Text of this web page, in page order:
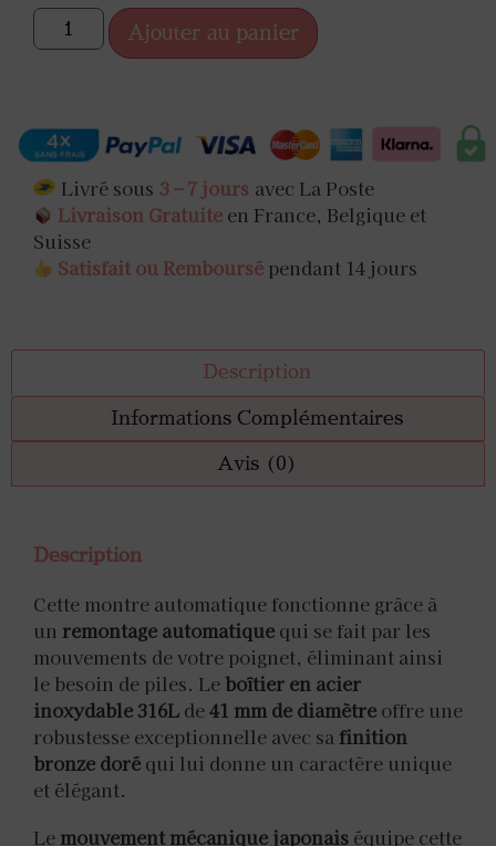
Ajouter au panier
Livré sous 3 – 7 jours avec La Poste
Livraison Gratuite en France, Belgique et
Suisse
Satisfait ou Remboursé pendant 14 jours
Description
Informations Complémentaires
Avis (0)
Description
Cette montre automatique fonctionne grâce à
un remontage automatique qui se fait par les
mouvements de votre poignet, éliminant ainsi
le besoin de piles. Leboîtier en acier
inoxydable 316L de41 mm de diamètre offre une
robustesse exceptionnelle avec sa finition
bronze doré qui lui donne un caractère unique
et élégant.
Le mouvement mécanique japonais équipe cette